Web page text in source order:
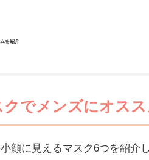
を紹介
クでメンズにオス
顔に見えるマスク6つを紹介